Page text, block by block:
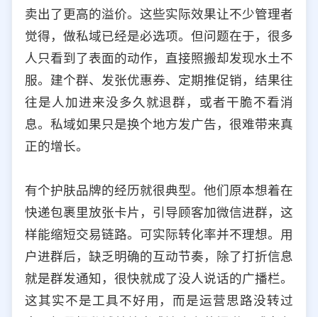
卖出了更高的溢价。这些实际效果让不少管理者
觉得，做私域已经是必选项。但问题在于，很多
人只看到了表面的动作，直接照搬却发现水土不
服。建个群、发张优惠券、定期推促销，结果往
往是人加进来没多久就退群，或者干脆不看消
息。私域如果只是换个地方发广告，很难带来真
正的增长。
有个护肤品牌的经历就很典型。他们原本想着在
快递包裹里放张卡片，引导顾客加微信进群，这
样能缩短交易链路。可实际转化率并不理想。用
户进群后，缺乏明确的互动节奏，除了打折信息
就是群发通知，很快就成了没人说话的广播栏。
这其实不是工具不好用，而是运营思路没转过